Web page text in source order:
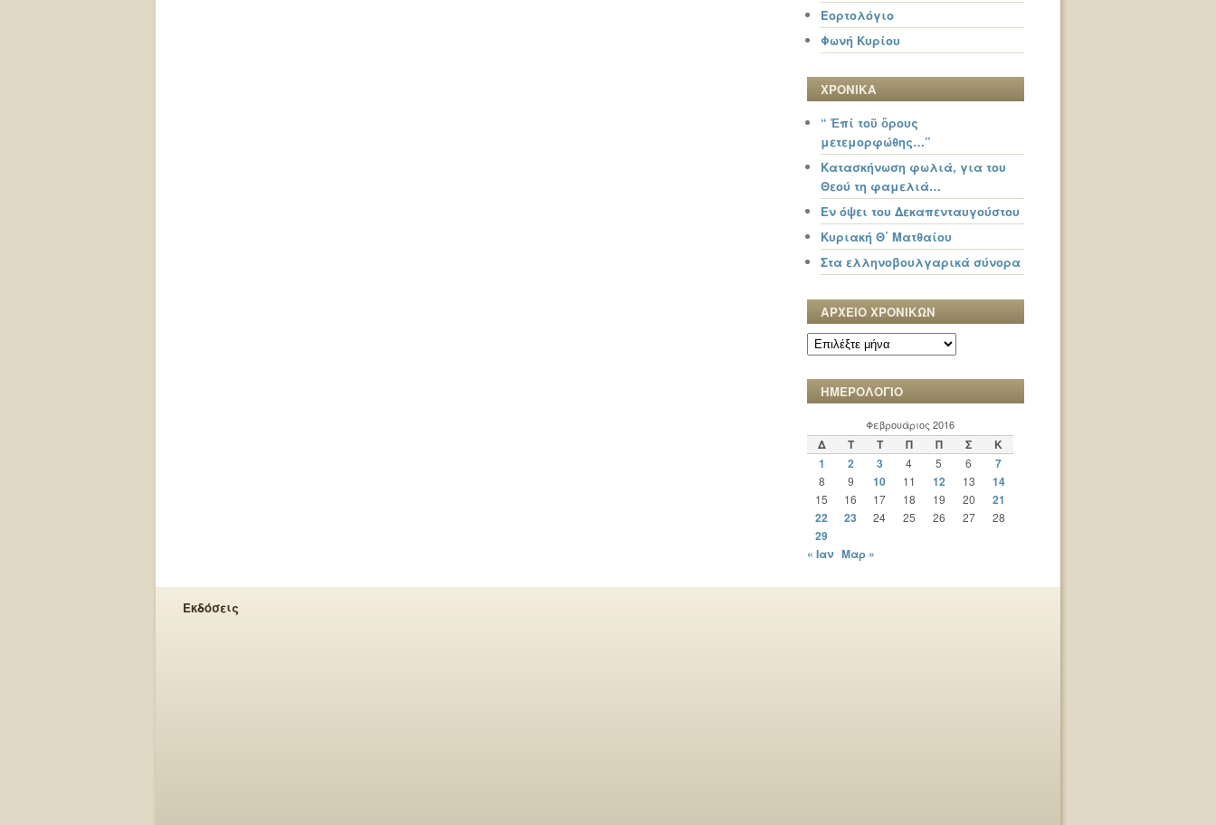
Εορτολόγιο
Φωνή Κυρίου
ΧΡΟΝΙΚΑ
“ Ἐπί τοῦ ὄρους
μετεμορφώθης…”
Κατασκήνωση φωλιά, για του
Θεού τη φαμελιά…
Εν όψει του Δεκαπενταυγούστου
Κυριακή Θ΄ Ματθαίου
Στα ελληνοβουλγαρικά σύνορα
ΑΡΧΕΙΟ ΧΡΟΝΙΚΩΝ
ΑΡΧΕΙΟ
ΧΡΟΝΙΚΩΝ
ΗΜΕΡΟΛΟΓΙΟ
Φεβρουάριος 2016
Δ Τ Τ Π Π Σ
Κ
1
2 3 4 5 6 7
8 9 10 11 12 13 14
15 16 17 18 19 20
21
22
23 24 25 26 27 28
29
« Ιαν Μαρ »
Εκδόσεις